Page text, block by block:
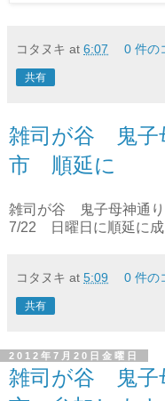
コタヌキ at 6:07 0 件の
共有
雑司が谷 鬼子
市 順延に
雑司が谷 鬼子母神通
7/22 日曜日に順延に成
コタヌキ at 5:09 0 件の
共有
2012年7月20日金曜日
雑司が谷 鬼子